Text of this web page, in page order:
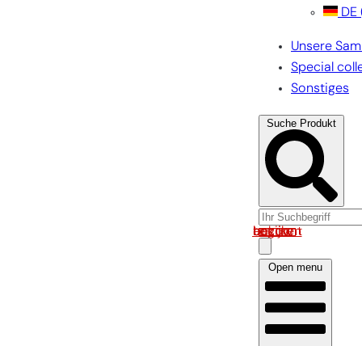
DE
Unsere
Special
Sonstiges
Suche Produkt
Log in om uw account te bekijken
Open menu